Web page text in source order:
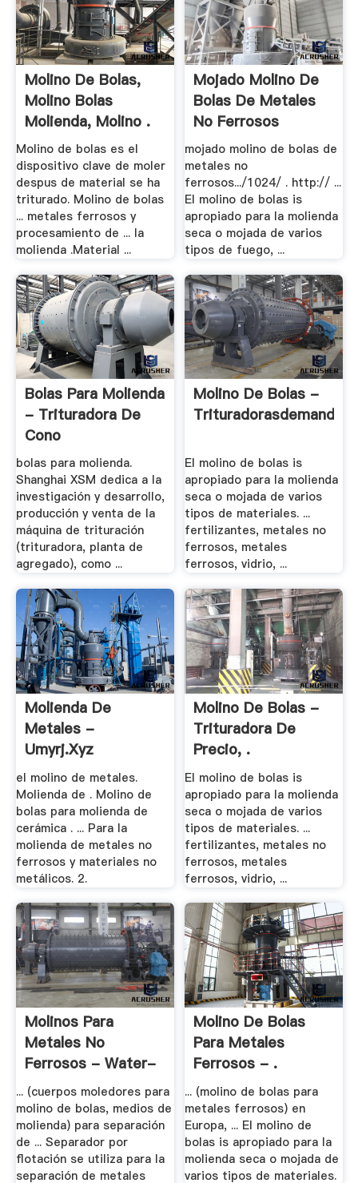
Molino De Bolas,
Molino Bolas
Molienda, Molino .
Molino de bolas es el
dispositivo clave de moler
despus de material se ha
triturado. Molino de bolas
... metales ferrosos y
procesamiento de ... la
molienda .Material ...
Mojado Molino De
Bolas De Metales
No Ferrosos
mojado molino de bolas de
metales no
ferrosos.../1024/ . http:// ...
El molino de bolas is
apropiado para la molienda
seca o mojada de varios
tipos de fuego, ...
Bolas Para Molienda
- Trituradora De
Cono
bolas para molienda.
Shanghai XSM dedica a la
investigación y desarrollo,
producción y venta de la
máquina de trituración
(trituradora, planta de
agregado), como ...
Molino De Bolas -
El molino de bolas is
apropiado para la molienda
seca o mojada de varios
tipos de materiales. ...
fertilizantes, metales no
ferrosos, metales
ferrosos, vidrio, ...
Molienda De
Metales -
Umyrj.xyz
el molino de metales.
Molienda de . Molino de
bolas para molienda de
cerámica . ... Para la
molienda de metales no
ferrosos y materiales no
metálicos. 2.
Molino De Bolas -
Trituradora De
Precio, .
El molino de bolas is
apropiado para la molienda
seca o mojada de varios
tipos de materiales. ...
fertilizantes, metales no
ferrosos, metales
ferrosos, vidrio, ...
Molinos Para
Metales No
Ferrosos - Water-
Ionizer
... (cuerpos moledores para
molino de bolas, medios de
molienda) para separación
de ... Separador por
flotación se utiliza para la
separación de metales
Molino De Bolas
Para Metales
Ferrosos - .
... (molino de bolas para
metales ferrosos) en
Europa, ... El molino de
bolas is apropiado para la
molienda seca o mojada de
varios tipos de materiales.